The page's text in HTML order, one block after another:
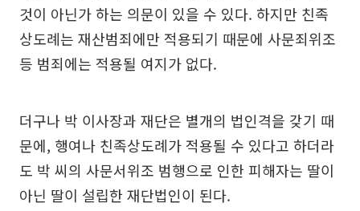
것이 아닌가 하는 의문이 있을 수 있다. 하지만 친족
상도례는 재산범죄에만 적용되기 때문에 사문죄위조
등 범죄에는 적용될 여지가 없다.
더구나 박 이사장과 재단은 별개의 법인격을 갖기 때
문에, 행여나 친족상도례가 적용될 수 있다고 하더라
도 박 씨의 사문서위조 범행으로 인한 피해자는 딸이
아닌 딸이 설립한 재단법인이 된다.